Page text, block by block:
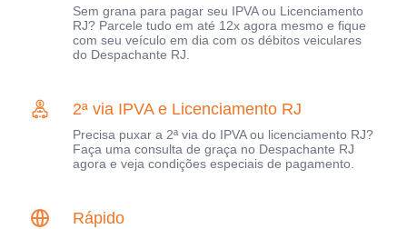
Sem grana para pagar seu IPVA ou Licenciamento
RJ? Parcele tudo em até 12x agora mesmo e fique
com seu veículo em dia com os débitos veiculares
do Despachante RJ.
2ª via IPVA e Licenciamento RJ
Precisa puxar a 2ª via do IPVA ou licenciamento RJ?
Faça uma consulta de graça no Despachante RJ
agora e veja condições especiais de pagamento.
Rápido